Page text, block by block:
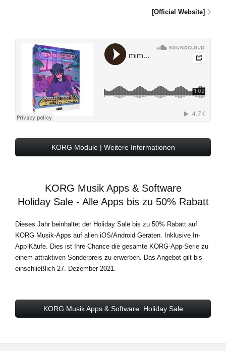
[Official Website]
KORG Module | Weitere Informationen
KORG Musik Apps & Software
Holiday Sale - Alle Apps bis zu 50% Rabatt
Dieses Jahr beinhaltet der Holiday Sale bis zu 50% Rabatt auf
KORG Musik-Apps auf allen iOS/Android Geräten. Inklusive In-
App-Käufe. Dies ist Ihre Chance die gesamte KORG-App-Serie zu
einem attraktiven Sonderpreis zu erwerben. Das Angebot gilt bis
einschließlich 27. Dezember 2021.
KORG Musik Apps & Software: Holiday Sale